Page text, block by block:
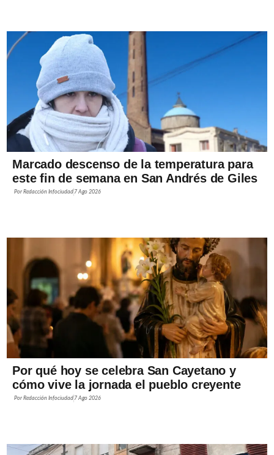
Marcado descenso de la temperatura para
este fin de semana en San Andrés de Giles
PorRedacción Infociudad 7 Ago 2026
Por qué hoy se celebra San Cayetano y
cómo vive la jornada el pueblo creyente
PorRedacción Infociudad 7 Ago 2026